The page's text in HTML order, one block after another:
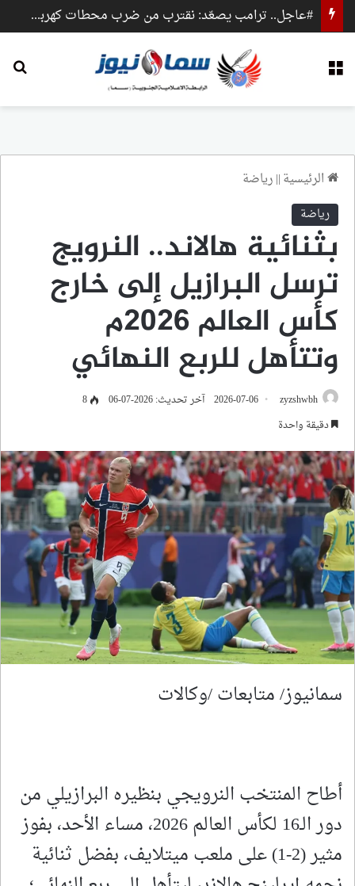
#عاجل.. ترامب يصعّد: نقترب من ضرب محطات كهرباء وجسور داخل إيران
الرئيسية||رياضة
رياضة
بثنائية هالاند.. النرويج
ترسل البرازيل إلى خارج
كأس العالم 2026م
وتتأهل للربع النهائي
zyzshwbh
2026-07-06 آخر تحديث: 2026-07-06
8
دقيقة واحدة
سمانيوز/ متابعات /وكالات
أطاح المنتخب النرويجي بنظيره البرازيلي من
دور الـ16 لكأس العالم 2026، مساء الأحد، بفوز
مثير (2-1) على ملعب ميتلايف، بفضل ثنائية